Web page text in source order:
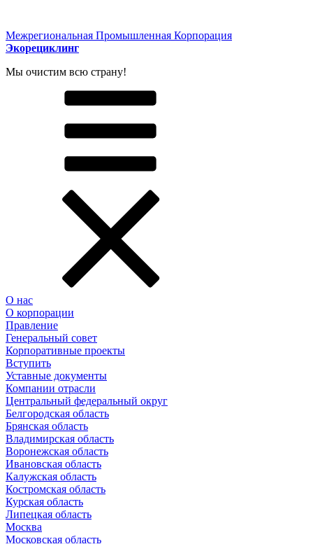
Межрегиональная Промышленная Корпорация
Экорециклинг
Мы очистим всю страну!
О нас
О корпорации
Правление
Генеральный совет
Корпоративные проекты
Вступить
Уставные документы
Компании отрасли
Центральный федеральный округ
Белгородская область
Брянская область
Владимирская область
Воронежская область
Ивановская область
Калужская область
Костромская область
Курская область
Липецкая область
Москва
Московская область